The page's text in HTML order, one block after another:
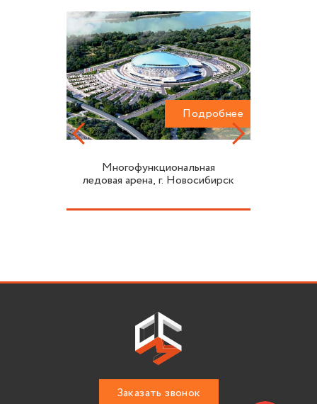
Многофункциональная
ледовая арена, г. Новосибирск
Подробнее
Заказать звонок